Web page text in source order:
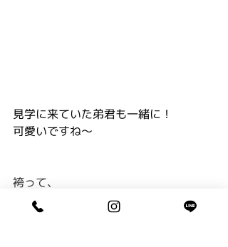
見学に来ていた弟君も一緒に！
可愛いですね〜
袴って、
階段や座ったりする時に
裾を踏みやすいのですが